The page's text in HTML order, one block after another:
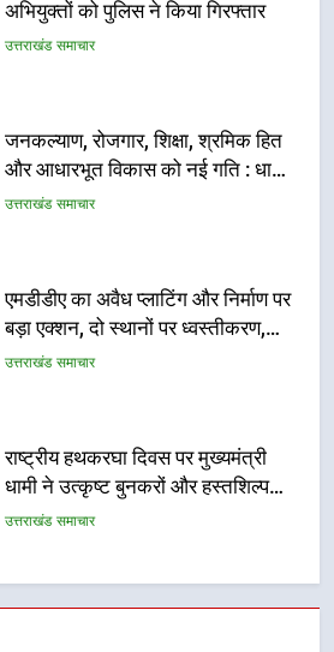
और आधारभूत विकास को नई गति : धामी
कैबिनेट के ऐतिहासिक फैसले
उत्तराखंड समाचार
एमडीडीए का अवैध प्लाटिंग और निर्माण पर
बड़ा एक्शन, दो स्थानों पर ध्वस्तीकरण,
मसूरी मार्ग पर अवैध निर्माण सील
उत्तराखंड समाचार
राष्ट्रीय हथकरघा दिवस पर मुख्यमंत्री
धामी ने उत्कृष्ट बुनकरों और हस्तशिल्प
कारीगरों को किया सम्मानित
उत्तराखंड समाचार
उत्तराखंड कांग्रेस में बड़ा संगठनात्मक
फेरबदल, नई कार्यकारिणी और समितियों
का गठन
उत्तराखंड समाचार